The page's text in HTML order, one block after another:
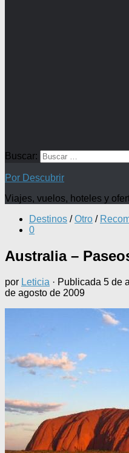
Buscar:
Por Descubrir
Viajes, vuelos, hoteles y
Destinos / Otro /
0
Australia –
por Leticia · Publicada 5 de
de agosto de 2009